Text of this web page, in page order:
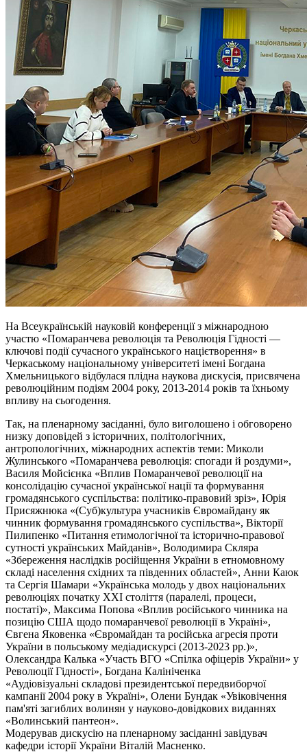
На Всеукраїнській науковій конференції з міжнародною
участю «Помаранчева революція та Революція Гідності —
ключові події сучасного українського націєтворення» в
Черкаському національному університеті імені Богдана
Хмельницького відбулася плідна наукова дискусія, присвячена
революційним подіям 2004 року, 2013-2014 років та їхньому
впливу на сьогодення.
Так, на пленарному засіданні, було виголошено і обговорено
низку доповідей з історичних, політологічних,
антропологічних, міжнародних аспектів теми: Миколи
Жулинського «Помаранчева революція: спогади й роздуми»,
Василя Мойсієнка «Вплив Помаранчевої революції на
консолідацію сучасної української нації та формування
громадянського суспільства: політико-правовий зріз», Юрія
Присяжнюка «(Суб)культура учасників Євромайдану як
чинник формування громадянського суспільства», Вікторії
Пилипенко «Питання етимологічної та історично-правової
сутності українських Майданів», Володимира Скляра
«Збереження наслідків російщення України в етномовному
складі населення східних та південних областей», Анни Каюк
та Сергія Шамари «Українська молодь у двох національних
революціях початку XXI століття (паралелі, процеси,
постаті)», Максима Попова «Вплив російського чинника на
позицію США щодо помаранчевої революції в Україні»,
Євгена Яковенка «Євромайдан та російська агресія проти
України в польському медіадискурсі (2013-2023 рр.)»,
Олександра Калька «Участь ВГО «Спілка офіцерів України» у
Революції Гідності», Богдана Калініченка
«Аудіовізуальні складові президентської передвиборчої
кампанії 2004 року в Україні», Олени Бундак «Увіковічення
пам'яті загиблих волинян у науково-довідкових виданнях
«Волинський пантеон».
Модерував дискусію на пленарному засіданні завідувач
кафедри історії України Віталій Масненко.